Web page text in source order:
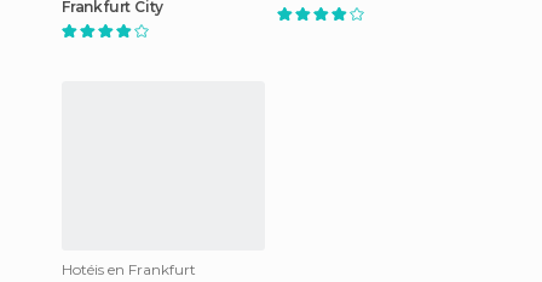
Frankfurt City
Hotéis en Frankfurt